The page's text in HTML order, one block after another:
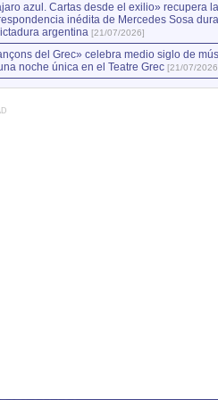
azul. Cartas desde el exilio» recupera la
inédita de Mercedes Sosa
argentina [21/07/2026]
del Grec» celebra medio siglo de
noche única en el Teatre Grec [21/07/